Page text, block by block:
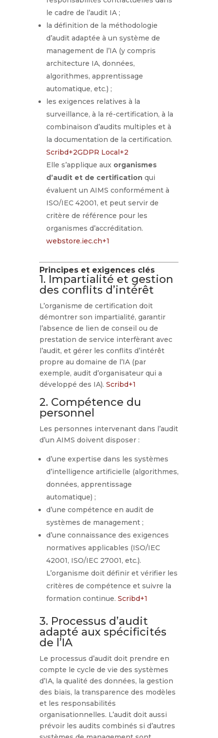
le cadre de l’audit IA ;
la définition de la méthodologie
d’audit adaptée à un système de
management de l’IA (y compris
architecture IA, données,
algorithmes, apprentissage
automatique, etc.) ;
les exigences relatives à la
surveillance, à la ré-certification, à la
combinaison d’audits multiples et à
la documentation de la certification.
Scribd+2GDPR Local+2
Elle s’applique aux organismes
d’audit et de certification qui
évaluent un AIMS conformément à
ISO/IEC 42001, et peut servir de
critère de référence pour les
organismes d’accréditation.
webstore.iec.ch+1
Principes et exigences clés
1. Impartialité et gestion
des conflits d’intérêt
L’organisme de certification doit
démontrer son impartialité, garantir
l’absence de lien de conseil ou de
prestation de service interfèrant avec
l’audit, et gérer les conflits d’intérêt
propre au domaine de l’IA (par
exemple, audit d’organisateur qui a
développé des IA). Scribd+1
2. Compétence du
personnel
Les personnes intervenant dans l’audit
d’un AIMS doivent disposer :
d’une expertise dans les systèmes
d’intelligence artificielle (algorithmes,
données, apprentissage
automatique) ;
d’une compétence en audit de
systèmes de management ;
d’une connaissance des exigences
normatives applicables (ISO/IEC
42001, ISO/IEC 27001, etc.).
L’organisme doit définir et vérifier les
critères de compétence et suivre la
formation continue. Scribd+1
3. Processus d’audit
adapté aux spécificités
de l’IA
Le processus d’audit doit prendre en
compte le cycle de vie des systèmes
d’IA, la qualité des données, la gestion
des biais, la transparence des modèles
et les responsabilités
organisationnelles. L’audit doit aussi
prévoir les audits combinés si d’autres